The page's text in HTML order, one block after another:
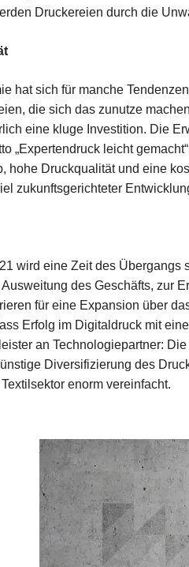
Druckereien durch die
hat sich für manche
die sich das zunutze
eine kluge Investition. Die
„Expertendruck leicht
hohe Druckqualität und eine
zukunftsgerichteter
wird eine Zeit des
des Geschäfts, zur
für eine Expansion über
Erfolg im Digitaldruck mit
an Technologiepartner:
Diversifizierung des
enorm vereinfacht.